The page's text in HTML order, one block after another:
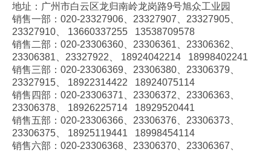
地址：广州市白云区龙归南岭龙岗路9号旭众工业园
销售一部：020-23327906、 23327907、 23327905、
23327910、
13660337255 13538709578
销售二部：020-23306360、 23306361、 23306362、
23306381、 23327922、
18924042214 18998402241
销售三部：020-23306369、 23306380、 23306379、
23327915、
18922314422 18924075114
销售四部：020-23306371、 23306372、 23306363、
23306378、
18926225714 18929520441
销售五部：020-23306366、 23306376、 23306373、
23306375、
18925119441 18998454114
销售六部：020-23306368、 23306370、 23306367、